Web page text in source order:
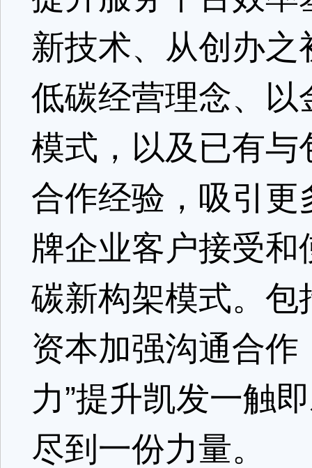
新技术、从创办
低碳经营理念、
模式，以及已有
合作经验，吸引
牌企业客户接受和
碳新构架模式。
资本加强沟通合作
力”提升凯发一触
尽到一份力量。